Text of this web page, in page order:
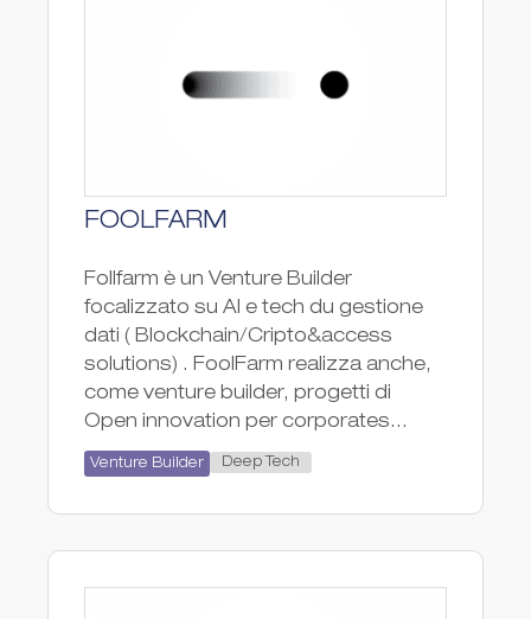
FOOLFARM
Follfarm è un Venture Builder
focalizzato su AI e tech du gestione
dati ( Blockchain/Cripto&access
solutions) . FoolFarm realizza anche,
come venture builder, progetti di
Open innovation per corporates...
Venture Builder Deep Tech